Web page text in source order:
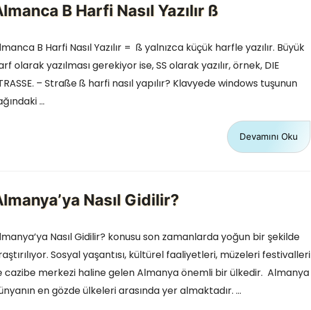
B Harfi Nasıl Yazılır ß
B Harfi Nasıl Yazılır = ß yalnızca küçük harfle yazılır. Büyük
olarak yazılması gerekiyor ise, SS olarak yazılır, örnek, DIE
– Straße ß harfi nasıl yapılır? Klavyede windows tuşunun
…
Devamını Oku
Nasıl Gidilir?
Nasıl Gidilir? konusu son zamanlarda yoğun bir şekilde
Sosyal yaşantısı, kültürel faaliyetleri, müzeleri festivalleri
cazibe merkezi haline gelen Almanya önemli bir ülkedir. Almanya
en gözde ülkeleri arasında yer almaktadır. …